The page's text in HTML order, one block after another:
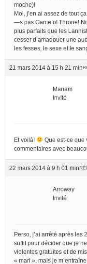
moche)!
Moi, j’en ai assez de tout
—s pas Game of Throne!
plus parfaits que les
cesser d’amadouer une
les fesses, le sexe et le
21 mars 2014 à 15 h 21 min
Mariam
Invité
Et voilà!
Que est-ce que
commentaires avec
22 mars 2014 à 9 h 01 min
Arroway
Invité
Perso, j’ai arrêté après les
suffit pour décider que je
violentes gratuites et de
« mari », mais je